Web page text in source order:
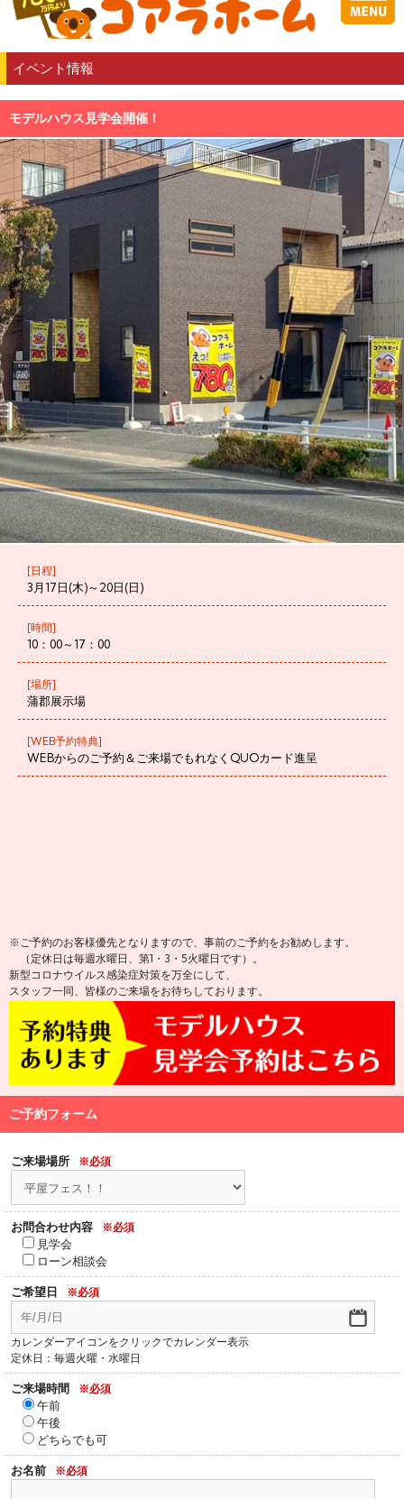
イベント情報
モデルハウス見学会開催！
[日程]
3月17日(木)～20日(日)
[時間]
10：00～17：00
[場所]
蒲郡展示場
[WEB予約特典]
WEBからのご予約＆ご来場でもれなくQUOカード進呈
※ご予約のお客様優先となりますので、事前のご予約をお勧めします。
（定休日は毎週水曜日、第1・3・5火曜日です）。
新型コロナウイルス感染症対策を万全にして、
スタッフ一同、皆様のご来場をお待ちしております。
ご予約フォーム
ご来場場所 ※必須
お問合わせ内容 ※必須
見学会
ローン相談会
ご希望日 ※必須
カレンダーアイコンをクリックでカレンダー表示
定休日：毎週火曜・水曜日
ご来場時間 ※必須
午前
午後
どちらでも可
お名前 ※必須